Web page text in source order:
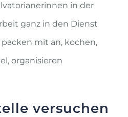
in der
ganz in den Dienst
mit an, kochen,
organisieren
versuchen